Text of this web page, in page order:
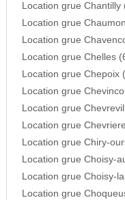
Location grue Chantilly
Location grue
Location grue
Location grue Chelles
Location grue Chepoix
Location grue
Location grue
Location grue
Location grue Chiry-
Location grue Choisy-
Location grue Choisy-
Location grue